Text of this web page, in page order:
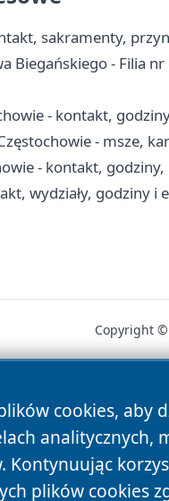
sakramenty,
Biegańskiego - Filia
- kontakt,
- msze,
- kontakt, godziny,
wydziały, godziny i
cookies, aby
Kontynuując
plików cookies
Copyright ©